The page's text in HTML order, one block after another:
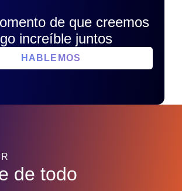
de que creemos
increíble juntos
HABLEMOS
de todo